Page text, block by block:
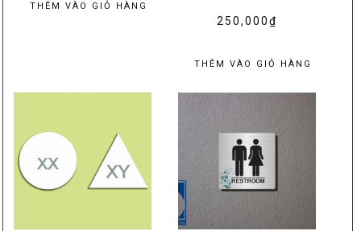
THÊM VÀO GIỎ HÀNG
250,000₫
THÊM VÀO GIỎ HÀNG